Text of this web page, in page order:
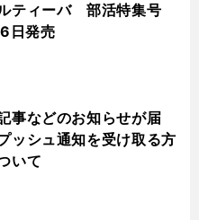
ティーバ 部活特集号
日発売
事などのお知らせが届
ッシュ通知を受け取る方
いて